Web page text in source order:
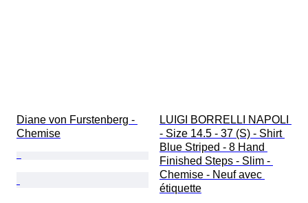
Diane von Furstenberg -
Chemise
LUIGI BORRELLI NAPOLI
- Size 14.5 - 37 (S) - Shirt
Blue Striped - 8 Hand
Finished Steps - Slim -
Chemise - Neuf avec
étiquette